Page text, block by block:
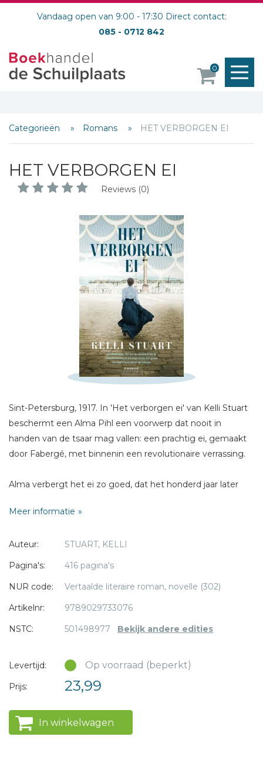
Vandaag open van 9:00 - 17:30 Direct contact:
085 - 0712 842
0
Categorieën Romans HET VERBORGEN EI
HET VERBORGEN EI
Reviews (0)
Sint-Petersburg, 1917. In 'Het verborgen ei' van Kelli Stuart
beschermt een Alma Pihl een voorwerp dat nooit in
handen van de tsaar mag vallen: een prachtig ei, gemaakt
door Fabergé, met binnenin een revolutionaire verrassing.
Alma verbergt het ei zo goed, dat het honderd jaar later
beroemde schatzoeker naar het ei op zoek gaat om de
Het is het begin van een zoektocht die haar eigen leven in
gevaar zal brengen...
Meer informatie
Auteur:
STUART, KELLI
Pagina's:
416 pagina's
NUR code:
Vertaalde literaire roman, novelle (302)
Artikelnr:
9789029733076
NSTC:
501498977 Bekijk andere edities
Levertijd: Op voorraad (beperkt)
Prijs: 23,99
In winkelwagen
Schrijf hieronder je review!
E-mail *
Titel *
* = verplicht